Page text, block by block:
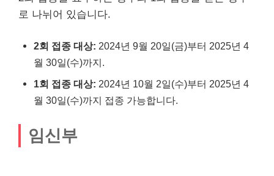
로 나뉘어 있습니다.
2회 접종 대상: 2024년 9월 20일(금)부터 2025년 4
월 30일(수)까지.
1회 접종 대상: 2024년 10월 2일(수)부터 2025년 4
월 30일(수)까지 접종 가능합니다.
임신부